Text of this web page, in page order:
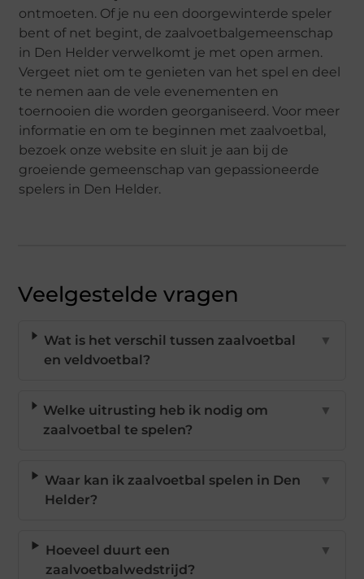
ontmoeten. Of je nu een doorgewinterde speler
bent of net begint, de zaalvoetbalgemeenschap
in Den Helder verwelkomt je met open armen.
Vergeet niet om te genieten van het spel en deel
te nemen aan de vele evenementen en
toernooien die worden georganiseerd. Voor meer
informatie en om te beginnen met zaalvoetbal,
bezoek onze website en sluit je aan bij de
groeiende gemeenschap van gepassioneerde
spelers in Den Helder.
Veelgestelde vragen
Wat is het verschil tussen zaalvoetbal
en veldvoetbal?
▼
Welke uitrusting heb ik nodig om
zaalvoetbal te spelen?
▼
Waar kan ik zaalvoetbal spelen in Den
Helder?
▼
Hoeveel duurt een
zaalvoetbalwedstrijd?
▼